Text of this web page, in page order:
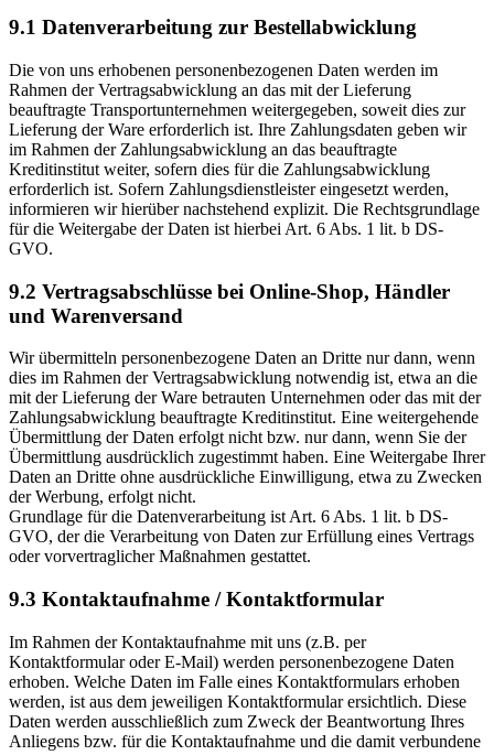
9.1 Datenverarbeitung zur Bestellabwicklung
Die von uns erhobenen personenbezogenen Daten werden im
Rahmen der Vertragsabwicklung an das mit der Lieferung
beauftragte Transportunternehmen weitergegeben, soweit dies zur
Lieferung der Ware erforderlich ist. Ihre Zahlungsdaten geben wir
im Rahmen der Zahlungsabwicklung an das beauftragte
Kreditinstitut weiter, sofern dies für die Zahlungsabwicklung
erforderlich ist. Sofern Zahlungsdienstleister eingesetzt werden,
informieren wir hierüber nachstehend explizit. Die Rechtsgrundlage
für die Weitergabe der Daten ist hierbei Art. 6 Abs. 1 lit. b DS-
GVO.
9.2 Vertragsabschlüsse bei Online-Shop, Händler
und Warenversand
Wir übermitteln personenbezogene Daten an Dritte nur dann, wenn
dies im Rahmen der Vertragsabwicklung notwendig ist, etwa an die
mit der Lieferung der Ware betrauten Unternehmen oder das mit der
Zahlungsabwicklung beauftragte Kreditinstitut. Eine weitergehende
Übermittlung der Daten erfolgt nicht bzw. nur dann, wenn Sie der
Übermittlung ausdrücklich zugestimmt haben. Eine Weitergabe Ihrer
Daten an Dritte ohne ausdrückliche Einwilligung, etwa zu Zwecken
der Werbung, erfolgt nicht.
Grundlage für die Datenverarbeitung ist Art. 6 Abs. 1 lit. b DS-
GVO, der die Verarbeitung von Daten zur Erfüllung eines Vertrags
oder vorvertraglicher Maßnahmen gestattet.
9.3 Kontaktaufnahme / Kontaktformular
Im Rahmen der Kontaktaufnahme mit uns (z.B. per
Kontaktformular oder E-Mail) werden personenbezogene Daten
erhoben. Welche Daten im Falle eines Kontaktformulars erhoben
werden, ist aus dem jeweiligen Kontaktformular ersichtlich. Diese
Daten werden ausschließlich zum Zweck der Beantwortung Ihres
Anliegens bzw. für die Kontaktaufnahme und die damit verbundene